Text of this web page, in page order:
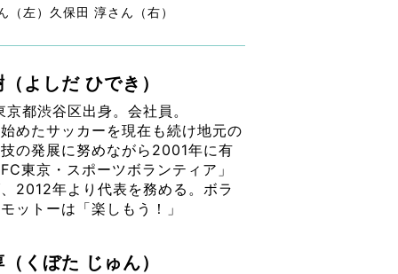
（左）久保田 淳さん（右）
よしだ ひでき）
都渋谷区出身。会社員。
めたサッカーを現在も続け地元の
の発展に努めながら2001年に有
東京・スポーツボランティア」
2012年より代表を務める。ボラ
ットーは「楽しもう！」
くぼた じゅん）